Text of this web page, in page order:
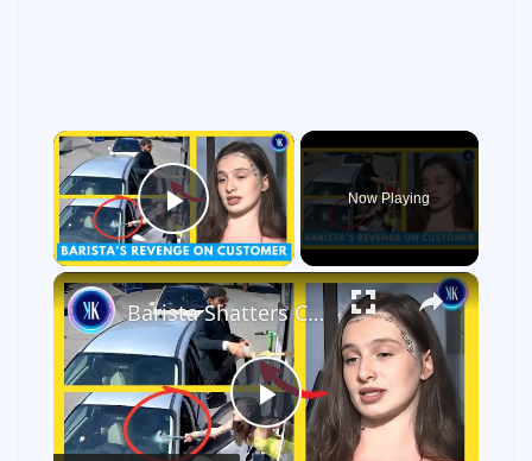
×
Play Video
Now Playing
×
P
Barista Shatters Customers Car Windscreen With A Hammer